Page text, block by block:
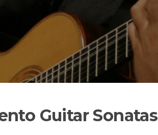
Guitar Sonatas